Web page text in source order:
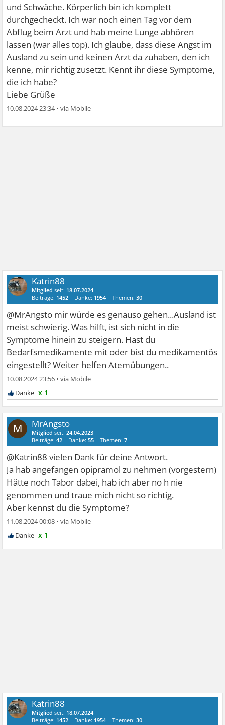
und Schwäche. Körperlich bin ich komplett
durchgecheckt. Ich war noch einen Tag vor dem
Abflug beim Arzt und hab meine Lunge abhören
lassen (war alles top). Ich glaube, dass diese Angst im
Ausland zu sein und keinen Arzt da zuhaben, den ich
kenne, mir richtig zusetzt. Kennt ihr diese Symptome,
die ich habe?
Liebe Grüße
10.08.2024 23:34•
Katrin88
Mitglied seit: 18.07.2024
Beiträge: 1452 Danke: 1954 Themen:30
@MrAngsto mir würde es genauso gehen...Ausland ist
meist schwierig. Was hilft, ist sich nicht in die
Symptome hinein zu steigern. Hast du
Bedarfsmedikamente mit oder bist du medikamentös
eingestellt? Weiter helfen Atemübungen..
10.08.2024 23:56 •
x 1
M MrAngsto
Mitglied seit:24.04.2023
Beiträge:42 Danke:55 Themen:7
@Katrin88 vielen Dank für deine Antwort.
Ja hab angefangen opipramol zu nehmen (vorgestern)
Hätte noch Tabor dabei, hab ich aber no h nie
genommen und traue mich nicht so richtig.
Aber kennst du die Symptome?
11.08.2024 00:08 •
x 1
Katrin88
Mitglied seit: 18.07.2024
Beiträge: 1452 Danke: 1954 Themen:30